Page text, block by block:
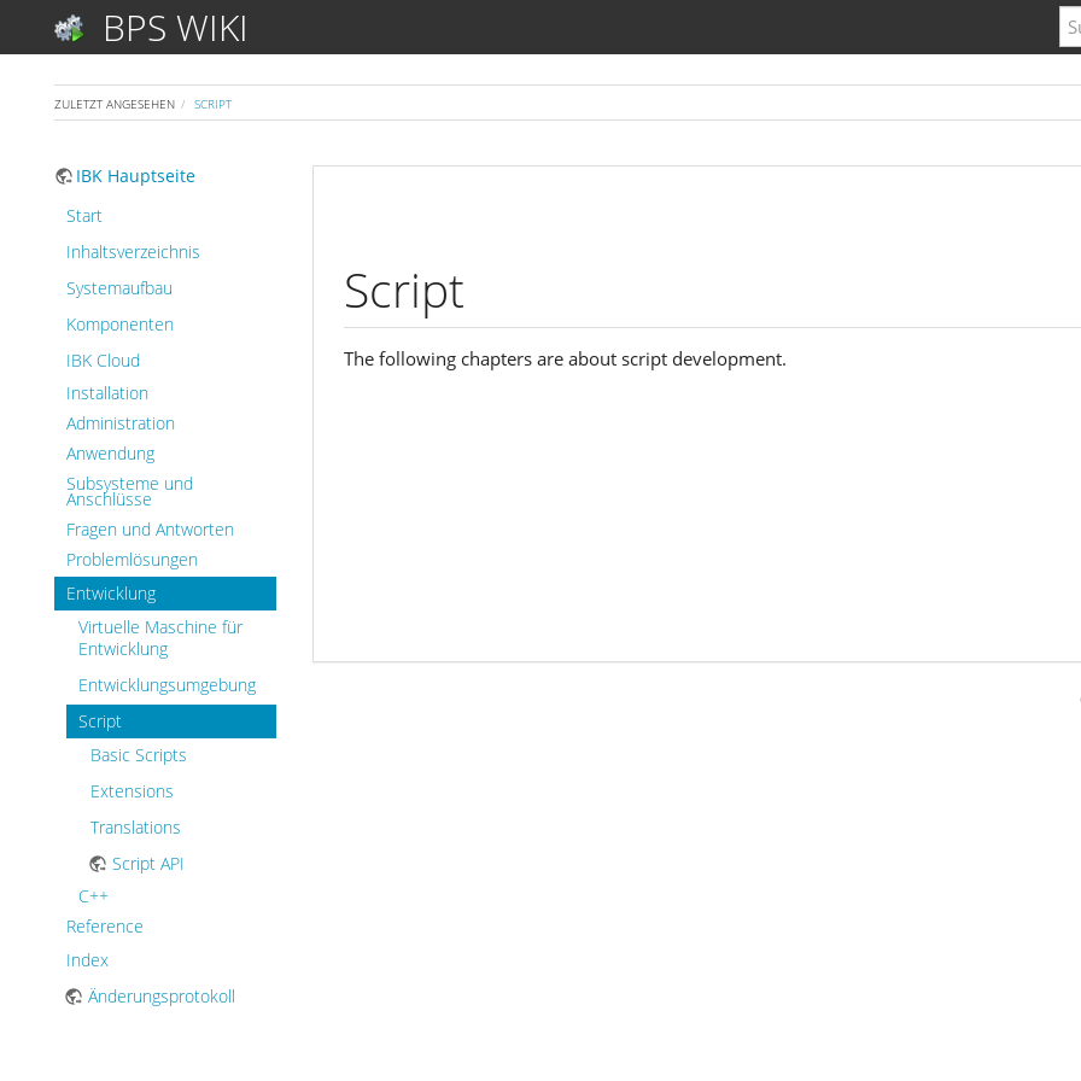
BPS WIKI
ZULETZT ANGESEHEN SCRIPT
IBK Hauptseite
Start
Inhaltsverzeichnis
Systemaufbau
Komponenten
IBK Cloud
Installation
Administration
Anwendung
Subsysteme und
Anschlüsse
Fragen und Antworten
Problemlösungen
Entwicklung
Virtuelle Maschine für
Entwicklung
Entwicklungsumgebung
Script
Basic Scripts
Extensions
Translations
Script API
C++
Reference
Index
Änderungsprotokoll
Script
The following chapters are about script development.